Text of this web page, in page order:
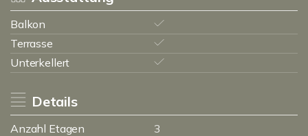
Balkon
Terrasse
Unterkellert
Details
Anzahl Etagen
3